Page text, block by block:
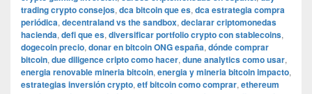
trading crypto consejos, dca bitcoin que es, dca estrategia compra
periódica, decentraland vs the sandbox, declarar criptomonedas
hacienda, defi que es, diversificar portfolio crypto con stablecoins,
dogecoin precio, donar en bitcoin ONG españa, dónde comprar
bitcoin, due diligence cripto como hacer, dune analytics como usar,
energia renovable mineria bitcoin, energia y mineria bitcoin impacto,
estrategias inversión crypto, etf bitcoin como comprar, ethereum